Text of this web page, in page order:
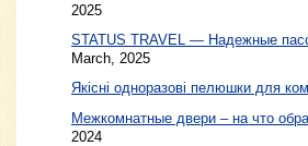
2025
STATUS TRAVEL — Надежные
March, 2025
Якісні одноразові пелюшки для
Межкомнатные двери – на что
2024